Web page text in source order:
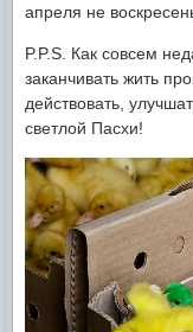
апреля не
P.P.S. Как совсем
заканчивать жить
действовать,
светлой Пасхи!